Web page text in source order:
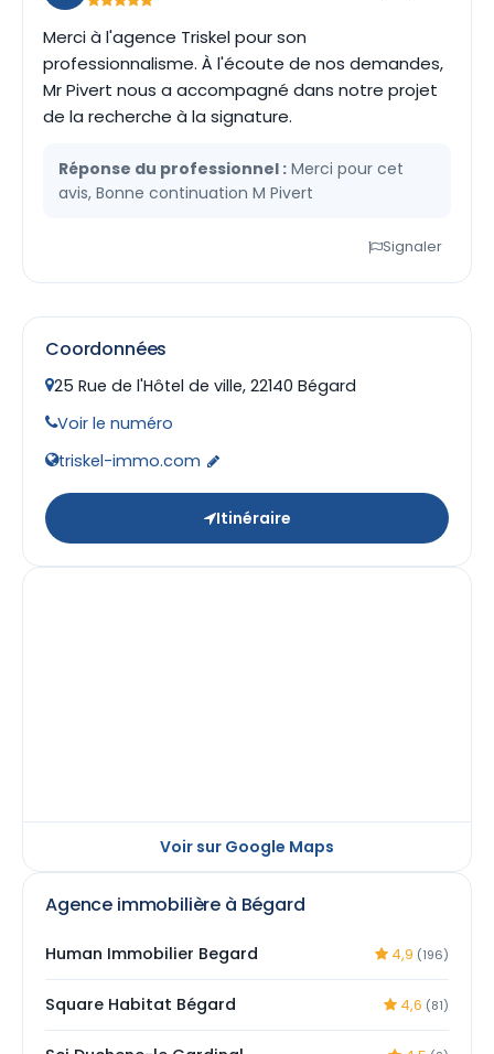
Merci à l'agence Triskel pour son
professionnalisme. À l'écoute de nos demandes,
Mr Pivert nous a accompagné dans notre projet
de la recherche à la signature.
Réponse du professionnel : Merci pour cet
avis, Bonne continuation M Pivert
Signaler
Coordonnées
25 Rue de l'Hôtel de ville, 22140 Bégard
Voir le numéro
triskel-immo.com
Itinéraire
Voir sur Google Maps
Agence immobilière à Bégard
Human Immobilier Begard 4,9 (196)
Square Habitat Bégard 4,6 (81)